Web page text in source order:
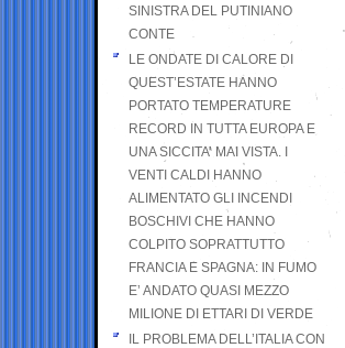
SINISTRA DEL PUTINIANO
CONTE
LE ONDATE DI CALORE DI
QUEST’ESTATE HANNO
PORTATO TEMPERATURE
RECORD IN TUTTA EUROPA E
UNA SICCITA’ MAI VISTA. I
VENTI CALDI HANNO
ALIMENTATO GLI INCENDI
BOSCHIVI CHE HANNO
COLPITO SOPRATTUTTO
FRANCIA E SPAGNA: IN FUMO
E’ ANDATO QUASI MEZZO
MILIONE DI ETTARI DI VERDE
IL PROBLEMA DELL’ITALIA CON